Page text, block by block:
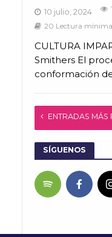
10 julio, 2024
20 Lectura mínima
CULTURA
Smithers El
conformación
ENTRADAS MÁS
SÍGUENOS